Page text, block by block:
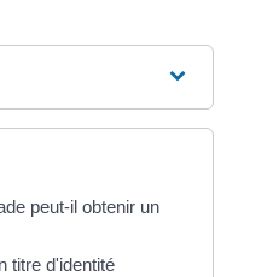
peut-il obtenir un
titre d'identité